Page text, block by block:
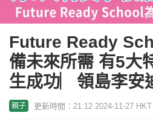
Future Ready
備未來所需 有5大
生成功︳領島李安
親子 更新時間：21:12 2024-11-27 HKT